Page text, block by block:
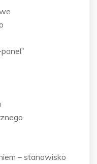
– stanowisko